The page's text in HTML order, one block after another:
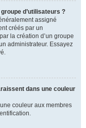
d’utilisateurs ?
assigné
créés par un
la création d’un groupe
administrateur. Essayez
dans une couleur
couleur aux membres